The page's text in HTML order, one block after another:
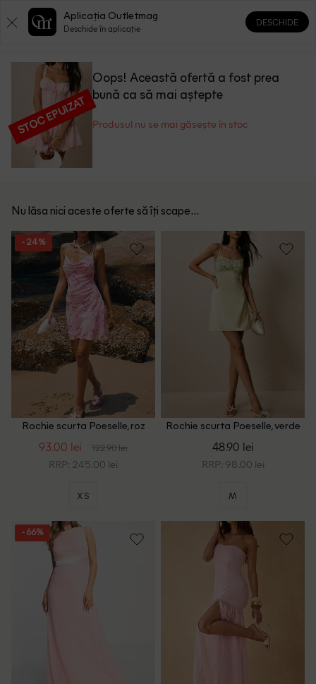
0 0
STOC EPUIZAT
Oops! Această ofertă a fost prea
bună ca să mai aștepte
Produsul nu se mai găsește în stoc
Nu lăsa nici aceste oferte să îți scape...
- 24%
Rochie scurta Poeselle, roz
93.00 lei 122.90 lei
RRP: 245.00 lei
XS
Rochie scurta Poeselle, verde
48.90 lei
RRP: 98.00 lei
M
- 66%
Aplicația Outletmag
Deschide în aplicație
DESCHIDE